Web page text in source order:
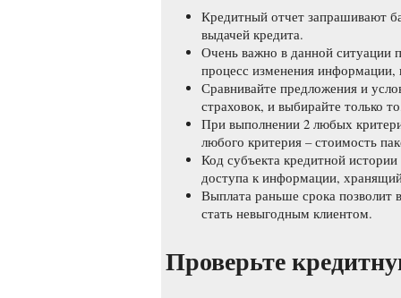
Кредитный отчет запрашивают
выдачей кредита.
Очень важно в данной ситуации
процесс изменения информации,
Сравнивайте предложения и
страховок, и выбирайте только
При выполнении 2 любых
любого критерия – стоимость
Код субъекта кредитной
доступа к информации,
Выплата раньше срока позволит
стать невыгодным клиентом.
Проверьте